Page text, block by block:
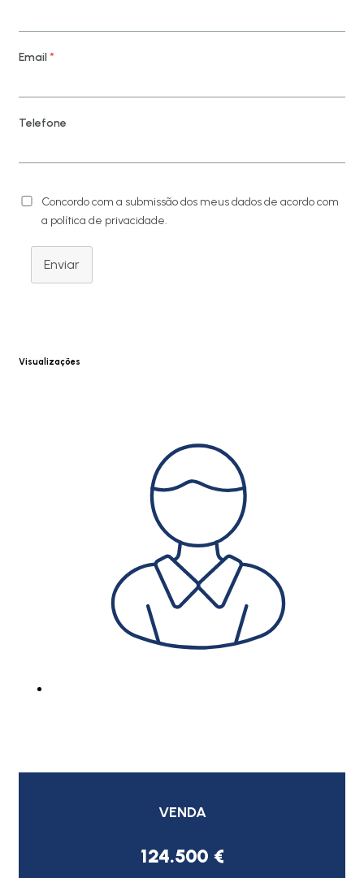
Email*
Telefone
Concordo com a submissão dos meus dados de acordo com
a política de privacidade.
Enviar
Visualizações
VENDA
124.500 €